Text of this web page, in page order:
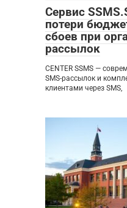
Сервис
потери
сбоев при
рассылок
CENTER SSMS —
SMS-рассылок и
клиентами через SMS,